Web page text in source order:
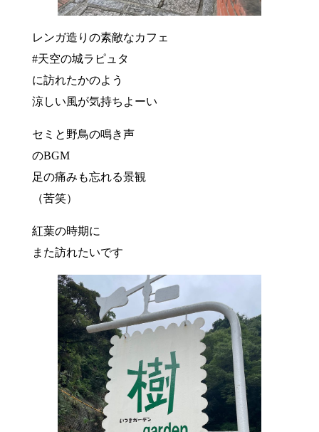
レンガ造りの素敵なカフェ
#天空の城ラピュタ
に訪れたかのよう
涼しい風が気持ちよーい
セミと野鳥の鳴き声
のBGM
足の痛みも忘れる景観
（苦笑）
紅葉の時期に
また訪れたいです